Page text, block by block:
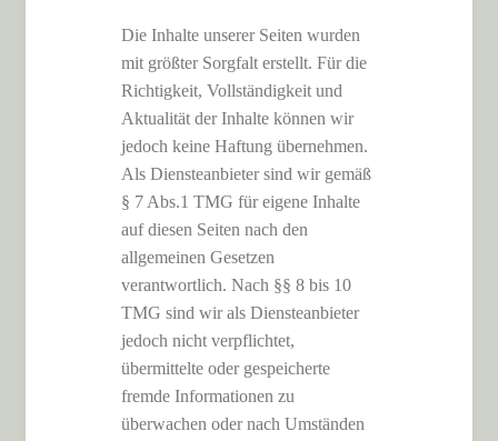
Die Inhalte unserer Seiten wurden
mit größter Sorgfalt erstellt. Für die
Richtigkeit, Vollständigkeit und
Aktualität der Inhalte können wir
jedoch keine Haftung übernehmen.
Als Diensteanbieter sind wir gemäß
§ 7 Abs.1 TMG für eigene Inhalte
auf diesen Seiten nach den
allgemeinen Gesetzen
verantwortlich. Nach §§ 8 bis 10
TMG sind wir als Diensteanbieter
jedoch nicht verpflichtet,
übermittelte oder gespeicherte
fremde Informationen zu
überwachen oder nach Umständen